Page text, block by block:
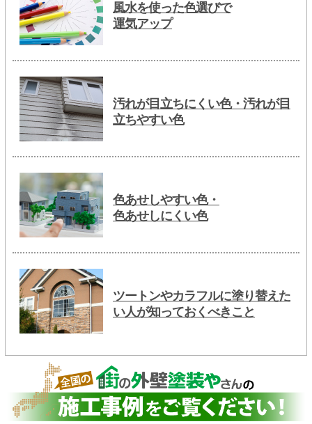
風水を使った色選びで
運気アップ
汚れが目立ちにくい色・汚れが目
立ちやすい色
色あせしやすい色・
色あせしにくい色
ツートンやカラフルに塗り替えた
い人が知っておくべきこと